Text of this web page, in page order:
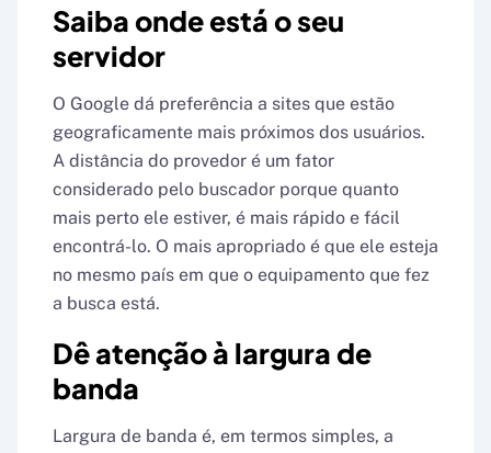
Saiba onde está o seu
servidor
O Google dá preferência a sites que estão
geograficamente mais próximos dos usuários.
A distância do provedor é um fator
considerado pelo buscador porque quanto
mais perto ele estiver, é mais rápido e fácil
encontrá-lo. O mais apropriado é que ele esteja
no mesmo país em que o equipamento que fez
a busca está.
Dê atenção à largura de
banda
Largura de banda é, em termos simples, a